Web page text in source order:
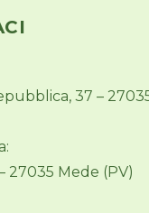
37 –
27035 Mede (PV)